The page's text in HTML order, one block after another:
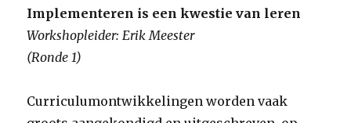
Implementeren is een kwestie van leren
Workshopleider: Erik Meester
(Ronde 1)
Curriculumontwikkelingen worden vaak